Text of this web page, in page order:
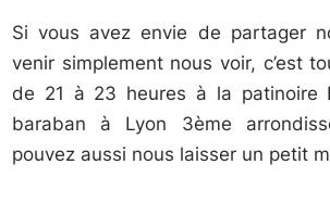
Si vous avez envie de partager
venir simplement nous voir, c’est
de 21 à 23 heures à la patinoire
baraban à Lyon 3ème
pouvez aussi nous laisser un petit